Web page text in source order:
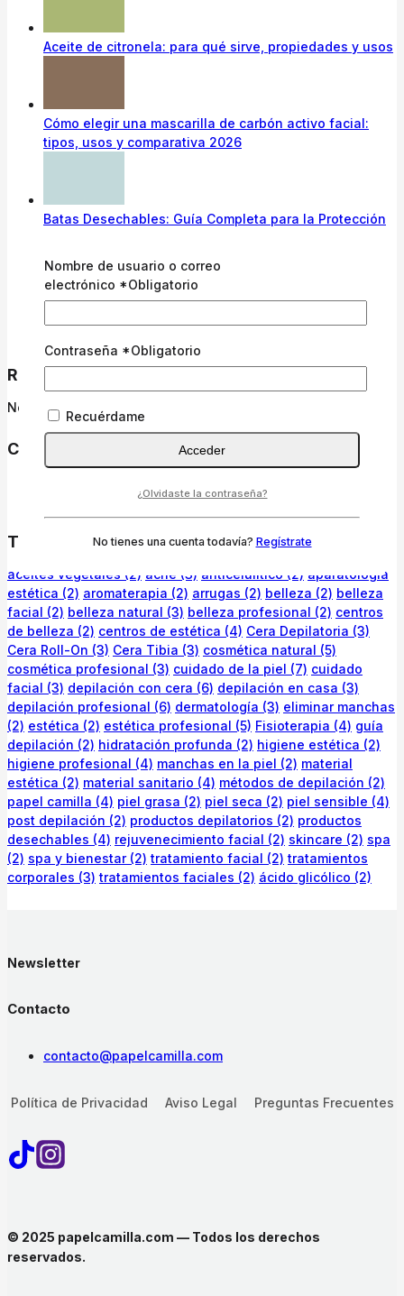
Aceite de citronela: para qué sirve, propiedades y usos
Cómo elegir una mascarilla de carbón activo facial:
tipos, usos y comparativa 2026
Batas Desechables: Guía Completa para la Protección
Recent Comments
No hay comentarios que mostrar.
Categories
Ropa desechable para estética
Tags
aceites vegetales (2) acné (3) anticelulítico (2) aparatología
estética (2) aromaterapia (2) arrugas (2) belleza (2) belleza
facial (2) belleza natural (3) belleza profesional (2) centros
de belleza (2) centros de estética (4) Cera Depilatoria (3)
Cera Roll-On (3) Cera Tibia (3) cosmética natural (5)
cosmética profesional (3) cuidado de la piel (7) cuidado
facial (3) depilación con cera (6) depilación en casa (3)
depilación profesional (6) dermatología (3) eliminar manchas
(2) estética (2) estética profesional (5) Fisioterapia (4) guía
depilación (2) hidratación profunda (2) higiene estética (2)
higiene profesional (4) manchas en la piel (2) material
estética (2) material sanitario (4) métodos de depilación (2)
papel camilla (4) piel grasa (2) piel seca (2) piel sensible (4)
post depilación (2) productos depilatorios (2) productos
desechables (4) rejuvenecimiento facial (2) skincare (2) spa
(2) spa y bienestar(2) tratamiento facial (2) tratamientos
corporales (3) tratamientos faciales (2) ácido glicólico (2)
Newsletter
Contacto
contacto@papelcamilla.com
Política de Privacidad Aviso Legal Preguntas Frecuentes
© 2025 papelcamilla.com — Todos los derechos
reservados.
Nombre de usuario o correo
electrónico *Obligatorio
Contraseña *Obligatorio
Recuérdame
Acceder
¿Olvidaste la contraseña?
No tienes una cuenta todavía? Regístrate